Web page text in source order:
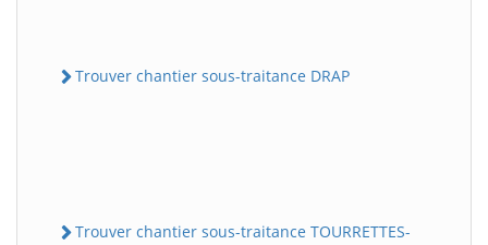
Trouver chantier sous-traitance DRAP
Trouver chantier sous-traitance TOURRETTES-